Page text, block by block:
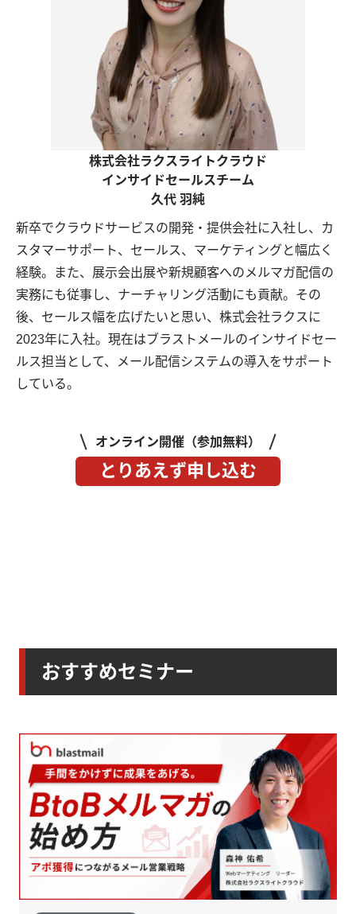
株式会社ラクスライトクラウド
インサイドセールスチーム
久代 羽純
新卒でクラウドサービスの開発・提供会社に入社し、カ
スタマーサポート、セールス、マーケティングと幅広く
経験。また、展示会出展や新規顧客へのメルマガ配信の
実務にも従事し、ナーチャリング活動にも貢献。その
後、セールス幅を広げたいと思い、株式会社ラクスに
2023年に入社。現在はブラストメールのインサイドセー
ルス担当として、メール配信システムの導入をサポート
している。
オンライン開催（参加無料）
とりあえず申し込む
おすすめセミナー